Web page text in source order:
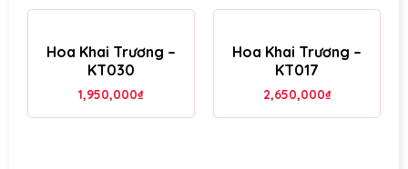
Hoa Khai Trương –
KT030
1,950,000₫
Hoa Khai Trương –
KT017
2,650,000₫